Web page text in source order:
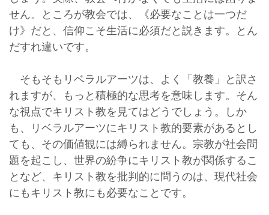
せん。ところが教会では、《必要なことは一つだ
け》だと、信仰こそ生活に必須だと説きます。とん
だすれ違いです。
そもそもリベラルアーツは、よく「教養」と訳さ
れますが、もっと積極的な思考を意味します。そん
な視点でキリスト教を見てはどうでしょう。しか
も、リベラルアーツにキリスト教的要素があるとし
ても、その価値観には縛られません。宗教が社会問
題を起こし、世界の紛争にキリスト教が関係するこ
となど、キリスト教を批判的に問うのは、現代社会
にもキリスト教にも必要なことです。